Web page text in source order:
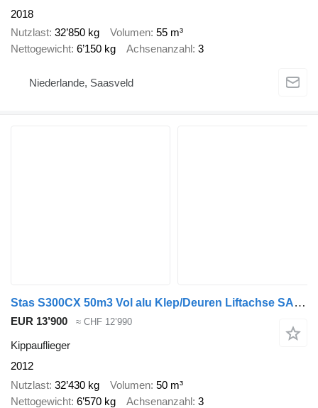
2018
Nutzlast 32’850 kg Volumen 55 m³
Nettogewicht 6’150 kg Achsenanzahl 3
Niederlande, Saasveld
Stas S300CX 50m3 Vol alu Klep/Deuren Liftachse SAF Scheibenbremsen
EUR 13’900 ≈ CHF 12’990
Kippauflieger
2012
Nutzlast 32’430 kg Volumen 50 m³
Nettogewicht 6’570 kg Achsenanzahl 3